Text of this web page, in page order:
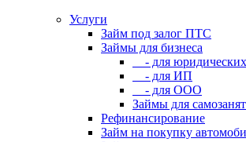
Услуги
Займ под залог ПТС
Займы для бизнеса
- для
- для ИП
- для ООО
Займы для
Рефинансирование
Займ на покупку